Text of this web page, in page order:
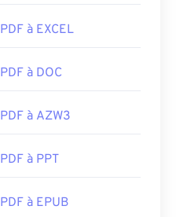
PDF à EXCEL
PDF à DOC
PDF à AZW3
PDF à PPT
PDF à EPUB